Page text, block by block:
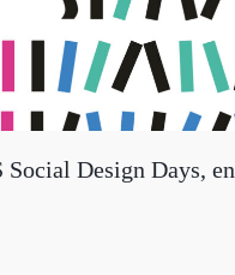
Design Days, en